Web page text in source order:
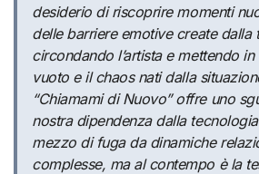
desiderio di riscoprire momenti
delle barriere emotive create dalla
circondando l’artista e mettendo
vuoto e il chaos nati dalla
“Chiamami di Nuovo” offre uno
nostra dipendenza dalla
mezzo di fuga da dinamiche
complesse, ma al contempo è la